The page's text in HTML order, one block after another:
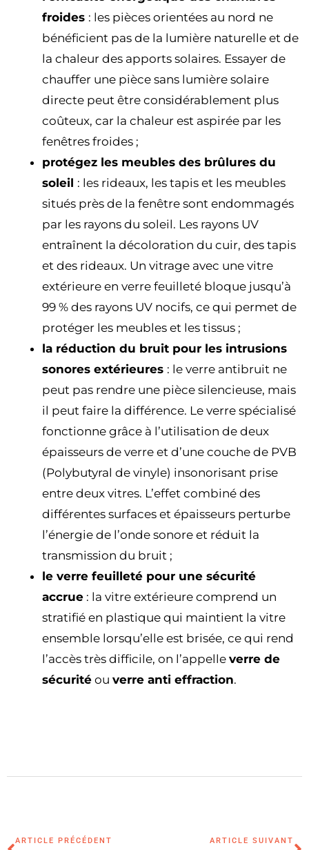
froides : les pièces orientées au nord ne
bénéficient pas de la lumière naturelle et de
la chaleur des apports solaires. Essayer de
chauffer une pièce sans lumière solaire
directe peut être considérablement plus
coûteux, car la chaleur est aspirée par les
fenêtres froides ;
protégez les meubles des brûlures du
soleil : les rideaux, les tapis et les meubles
situés près de la fenêtre sont endommagés
par les rayons du soleil. Les rayons UV
entraînent la décoloration du cuir, des tapis
et des rideaux. Un vitrage avec une vitre
extérieure en verre feuilleté bloque jusqu’à
99 % des rayons UV nocifs, ce qui permet de
protéger les meubles et les tissus ;
la réduction du bruit pour les intrusions
sonores extérieures : le verre antibruit ne
peut pas rendre une pièce silencieuse, mais
il peut faire la différence. Le verre spécialisé
fonctionne grâce à l’utilisation de deux
épaisseurs de verre et d’une couche de PVB
(Polybutyral de vinyle) insonorisant prise
entre deux vitres. L’effet combiné des
différentes surfaces et épaisseurs perturbe
l’énergie de l’onde sonore et réduit la
transmission du bruit ;
le verre feuilleté pour une sécurité
accrue : la vitre extérieure comprend un
stratifié en plastique qui maintient la vitre
ensemble lorsqu’elle est brisée, ce qui rend
l’accès très difficile, on l’appelle verre de
sécurité ou verre anti effraction.
ARTICLE PRÉCÉDENT ARTICLE SUIVANT